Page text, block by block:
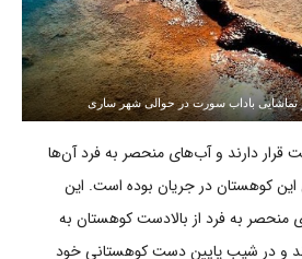
تماشایی باداب سورت در حوالی شهر ساری
قرار دارند و آب‌های منحصر به فرد آن‌ها
کوهستان در جریان بوده است. این
منحصر به فرد از بالادست کوهستان به
و در شیب پایین دست کوهستانی خود